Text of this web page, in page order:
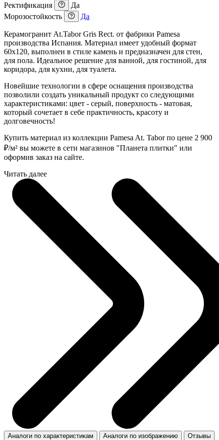
Ректификация
Да
Морозостойкость
Да
Керамогранит At.Tabor Gris Rect. от фабрики Pamesa
производства Испания. Материал имеет удобный формат
60x120, выполнен в стиле камень и предназначен для стен,
для пола. Идеальное решение для ванной, для гостиной, для
коридора, для кухни, для туалета.
Новейшие технологии в сфере оснащения производства
позволили создать уникальный продукт со следующими
характеристиками: цвет - серый, поверхность - матовая,
который сочетает в себе практичность, красоту и
долговечность!
Купить материал из коллекции Pamesa At. Tabor по цене 2 900
₽/м² вы можете в сети магазинов "Планета плитки" или
оформив заказ на сайте.
Читать далее
Аналоги по характеристикам Аналоги по изображению Отзывы